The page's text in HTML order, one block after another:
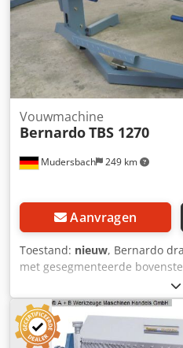
Mudersbach 249 km
Vouwmachine
BernardoTBS 1270
Aanvragen
Toestand: nieuw, Bernardo
met gesegmenteerde
TBS 1270 Werklengte 1270
/ mm2) 2.0 mm Maximale
Buigende hoek 0-135 °
mm Hoogte: 1150 mm